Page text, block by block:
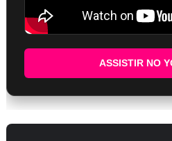
ASSISTIR NO